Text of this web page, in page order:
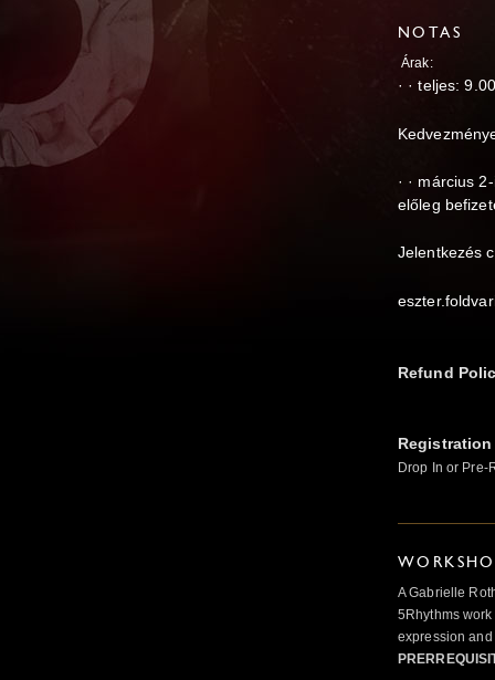
NOTAS
Árak:
· · teljes:
· · március
előleg
Jelentkezés
Refund
Drop In or Pre-
A Gabrielle
5Rhythms
expression